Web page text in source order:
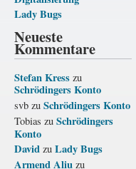
Lady Bugs
Neueste
Kommentare
Stefan Kress zu
Schrödingers Konto
svb zu Schrödingers Konto
Tobias zu Schrödingers
Konto
David zu Lady Bugs
Armend Aliu zu